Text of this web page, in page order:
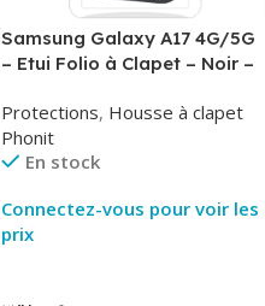
Samsung Galaxy A17 4G/5G
– Etui Folio à Clapet – Noir –
Protections, Housse à clapet
Phonit
En stock
Connectez-vous pour voir les
prix